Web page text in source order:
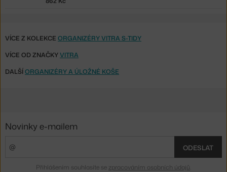
VÍCE Z KOLEKCE ORGANIZÉRY VITRA S-TIDY
VÍCE OD ZNAČKYVITRA
DALŠÍORGANIZÉRY A ÚLOŽNÉ KOŠE
Novinky e-mailem
ODESLAT
Přihlášením souhlasíte se zpracováním osobních údajů